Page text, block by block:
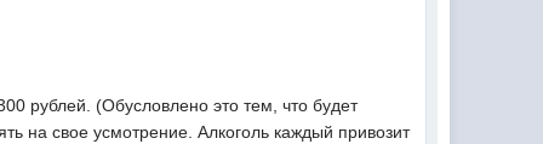
рублей. (Обусловлено это тем, что будет
на свое усмотрение. Алкоголь каждый привозит